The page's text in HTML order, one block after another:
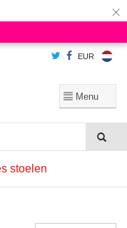
×
EUR
stoelen
Is dat akkoord?
Ja